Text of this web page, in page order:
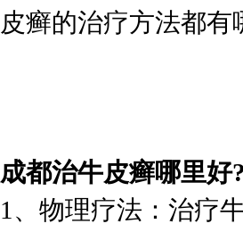
皮癣的治疗方法都
成都治牛皮癣哪里好?
1、物理疗法：治疗